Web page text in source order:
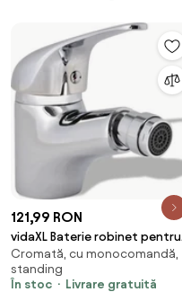
121,99 RON
vidaXL Baterie robinet pentru
bideu baie, crom
Cromată, cu monocomandă,
standing
În stoc
Livrare gratuită